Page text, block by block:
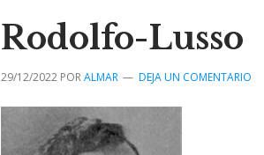
Rodolfo-Lusso
29/12/2022 PORALMAR DEJA UN COMENTARIO